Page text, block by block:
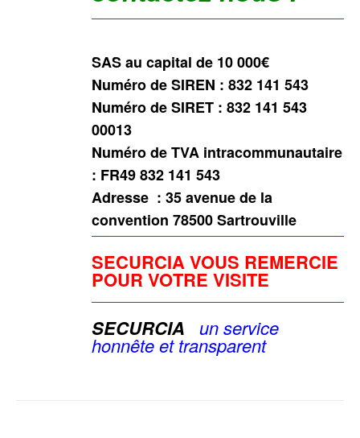
SAS au capital de 10 000€
Numéro de SIREN : 832 141 543
Numéro de SIRET : 832 141 543
00013
Numéro de TVA intracommunautaire
: FR49 832 141 543
Adresse : 35 avenue de la
convention 78500 Sartrouville
SECURCIA VOUS REMERCIE
POUR VOTRE VISITE
SECURCIA
un service
honnête ettransparent